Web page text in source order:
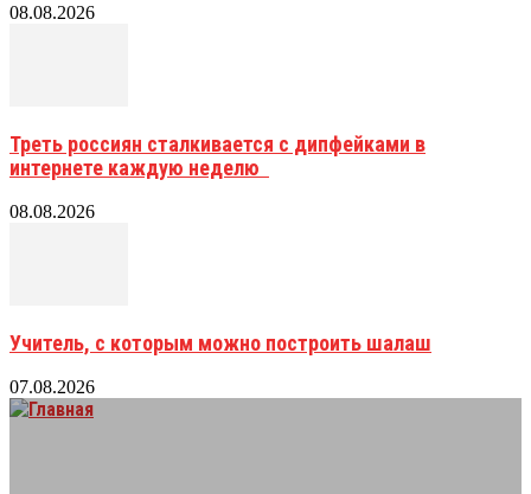
08.08.2026
Треть россиян сталкивается с дипфейками в
интернете каждую неделю
08.08.2026
Учитель, с которым можно построить шалаш
07.08.2026